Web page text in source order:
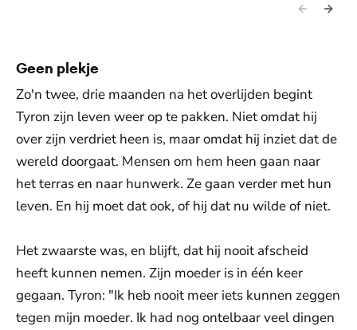
Geen plekje
Zo'n twee, drie maanden na het overlijden begint
Tyron zijn leven weer op te pakken. Niet omdat hij
over zijn verdriet heen is, maar omdat hij inziet dat de
wereld doorgaat. Mensen om hem heen gaan naar
het terras en naar hunwerk. Ze gaan verder met hun
leven. En hij moet dat ook, of hij dat nu wilde of niet.
Het zwaarste was, en blijft, dat hij nooit afscheid
heeft kunnen nemen. Zijn moeder is in één keer
gegaan. Tyron: "Ik heb nooit meer iets kunnen zeggen
tegen mijn moeder. Ik had nog ontelbaar veel dingen